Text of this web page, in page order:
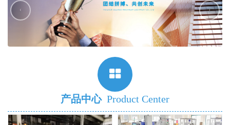
‹ ›
产品中心 Product Center